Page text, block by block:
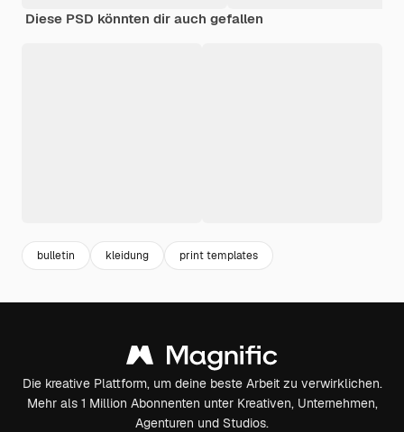
Diese PSD könnten dir auch gefallen
bulletin kleidung print templates
Die kreative Plattform, um deine beste Arbeit zu verwirklichen.
Mehr als 1 Million Abonnenten unter Kreativen, Unternehmen,
Agenturen und Studios.